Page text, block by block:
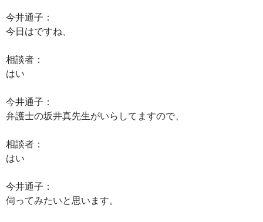
今井通子：
今日はですね、
相談者：
はい
今井通子：
弁護士の坂井真先生がいらしてますので、
相談者：
はい
今井通子：
伺ってみたいと思います。